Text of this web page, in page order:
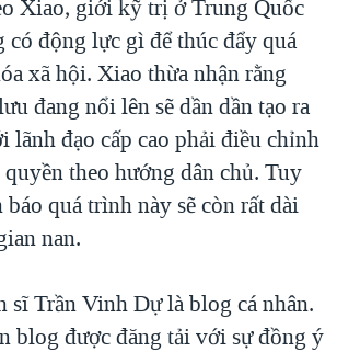
Xiao, giới kỹ trị ở Trung Quốc
có động lực gì để thúc đẩy quá
xã hội. Xiao thừa nhận rằng
đang nổi lên sẽ dần dần tạo ra
lãnh đạo cấp cao phải điều chỉnh
theo hướng dân chủ. Tuy
quá trình này sẽ còn rất dài
nan.
sĩ Trần Vinh Dự là blog cá nhân.
blog được đăng tải với sự đồng ý